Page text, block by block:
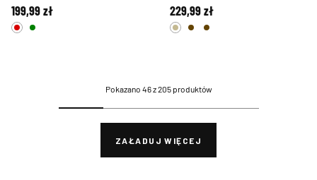
199,99 zł 229,99 zł
Pokazano 46 z 205 produktów
ZAŁADUJ WIĘCEJ